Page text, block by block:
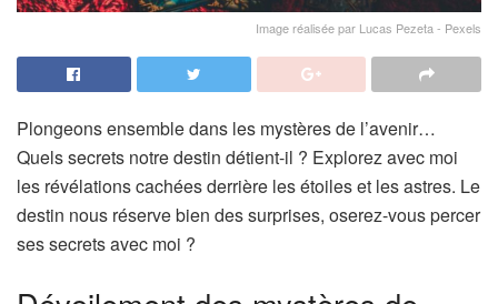
Image réalisée par Lucas Pezeta - Pexels
Plongeons ensemble dans les mystères de l’avenir…
Quels secrets notre destin détient-il ? Explorez avec moi
les révélations cachées derrière les étoiles et les astres. Le
destin nous réserve bien des surprises, oserez-vous percer
ses secrets avec moi ?